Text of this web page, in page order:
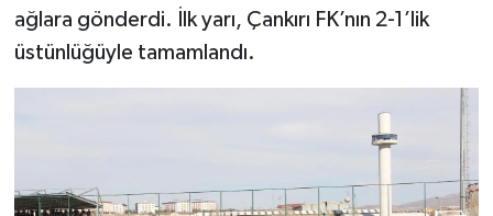
ağlara gönderdi. İlk yarı, Çankırı FK’nın 2-1’lik
üstünlüğüyle tamamlandı.